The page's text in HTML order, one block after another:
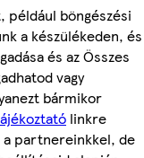
például böngészési
a készülékeden, és
és az Összes
vagy
bármikor
linkre
a partnereinkkel, de